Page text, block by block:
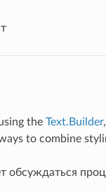
the Text.Builder
to combine
обсуждаться